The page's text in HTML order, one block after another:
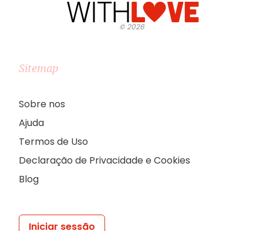
©2026
Sitemap
Sobre nos
Ajuda
Termos de Uso
Declaração de Privacidade e Cookies
Blog
Iniciar sessão